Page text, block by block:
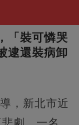
「裝可憐哭
逮還裝病卸
，新北市近